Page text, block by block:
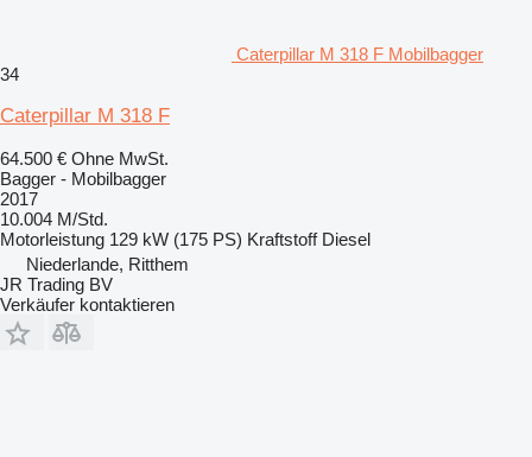
Caterpillar M 318 F Mobilbagger
34
Caterpillar M 318 F
64.500 € Ohne MwSt.
Bagger - Mobilbagger
2017
10.004 M/Std.
Motorleistung 129 kW (175 PS) Kraftstoff Diesel
Niederlande, Ritthem
JR Trading BV
Verkäufer kontaktieren